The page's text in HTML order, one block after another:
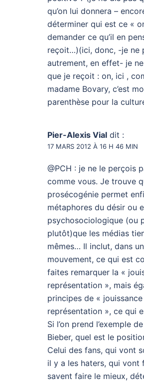
qu’on lui donnera –
déterminer qui est ce «
demander ce qu’il en
reçoit…)(ici, donc, -je ne
autrement, en effet- je
que je reçoit : on, ici ,
madame Bovary, c’est
parenthèse pour la
Pier-Alexis Vial dit :
17 MARS 2012 À 16 H 46 MIN
@PCH : je ne le perçois
comme vous. Je trouve
prosécogénie permet
métaphores du désir ou
psychosociologique (ou
plutôt)que les médias
mêmes… Il inclut, dans
mouvement, ce qui est
faites remarquer la «
représentation », mais
principes de «
représentation », ce qui
Si l’on prend l’exemple
Bieber, quel est le
Celui des fans, qui vont
il y a les haters, qui vont
savent faire le mieux,